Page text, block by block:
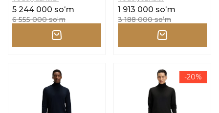
5 244 000 soʻm
6 555 000 soʻm
1 913 000 soʻm
3 188 000 soʻm
-20%